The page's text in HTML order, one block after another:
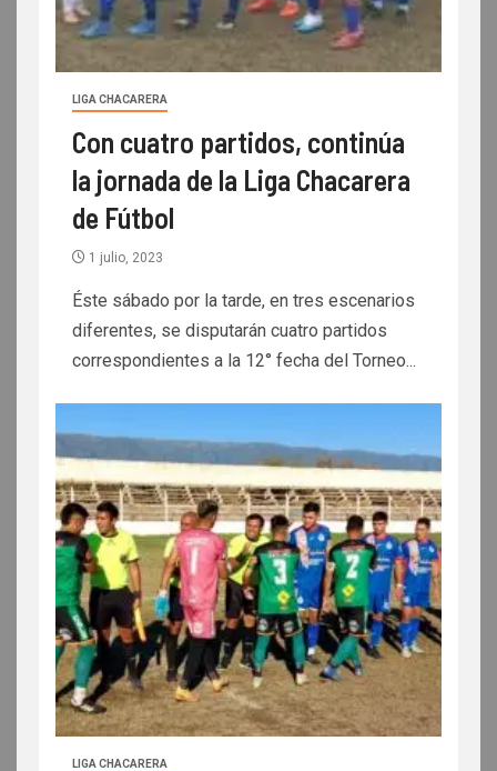
LIGA CHACARERA
Con cuatro partidos, continúa
la jornada de la Liga Chacarera
de Fútbol
1 julio, 2023
Éste sábado por la tarde, en tres escenarios
diferentes, se disputarán cuatro partidos
correspondientes a la 12° fecha del Torneo...
LIGA CHACARERA